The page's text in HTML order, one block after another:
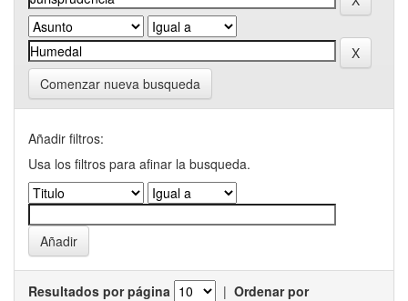
Comenzar nueva busqueda
Añadir filtros:
Usa los filtros para afinar la busqueda.
Resultados por página | Ordenar por